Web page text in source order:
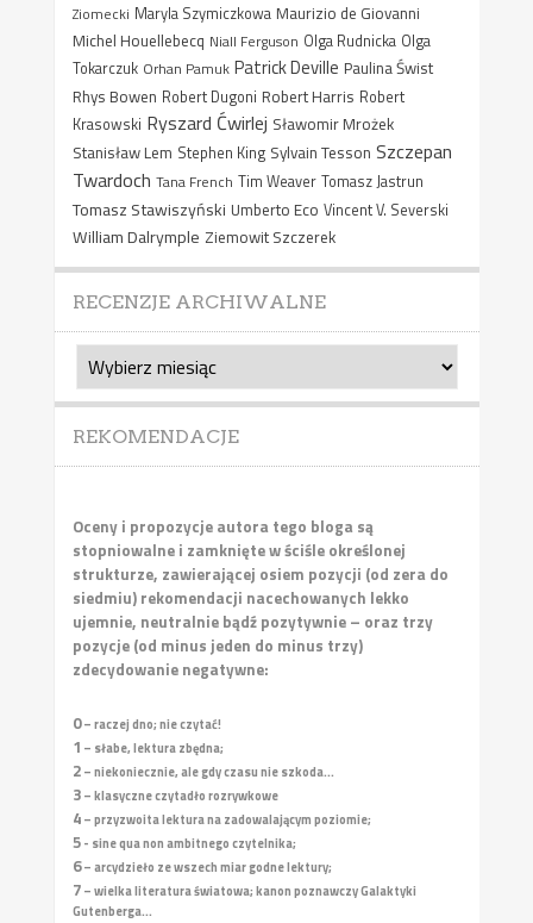
Ziomecki Maryla Szymiczkowa Maurizio de Giovanni
Michel Houellebecq Niall Ferguson Olga Rudnicka Olga
Tokarczuk Orhan Pamuk Patrick Deville Paulina Świst
Rhys Bowen Robert Dugoni Robert Harris Robert
Krasowski Ryszard Ćwirlej Sławomir Mrożek
Stanisław Lem Stephen King Sylvain Tesson Szczepan
Twardoch Tana French Tim Weaver Tomasz Jastrun
Tomasz Stawiszyński Umberto Eco Vincent V. Severski
William Dalrymple Ziemowit Szczerek
RECENZJE ARCHIWALNE
Recenzje
archiwalne
REKOMENDACJE
Oceny i propozycje autora tego bloga są
stopniowalne i zamknięte w ściśle określonej
strukturze, zawierającej osiem pozycji (od zera do
siedmiu) rekomendacji nacechowanych lekko
ujemnie, neutralnie bądź pozytywnie – oraz trzy
pozycje (od minus jeden do minus trzy)
zdecydowanie negatywne:
0– raczej dno; nie czytać!
1 – słabe, lektura zbędna;
2– niekoniecznie, ale gdy czasu nie szkoda...
3– klasyczne czytadło rozrywkowe
4– przyzwoita lektura na zadowalającym poziomie;
5- sine qua non ambitnego czytelnika;
6– arcydzieło ze wszech miar godne lektury;
7– wielka literatura światowa; kanon poznawczy Galaktyki
Gutenberga...